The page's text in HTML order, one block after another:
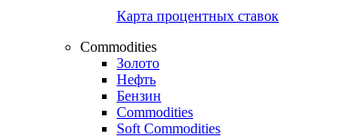
Карта процентных ставок
Commodities
Золото
Нефть
Бензин
Commodities
Soft Commodities